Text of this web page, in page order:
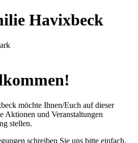
Havixbeck
möchte Ihnen/Euch auf dieser
Aktionen und Veranstaltungen
stellen.
schreiben Sie uns bitte einfach.